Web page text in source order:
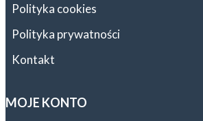
Polityka cookies
Polityka prywatności
Kontakt
MOJE KONTO